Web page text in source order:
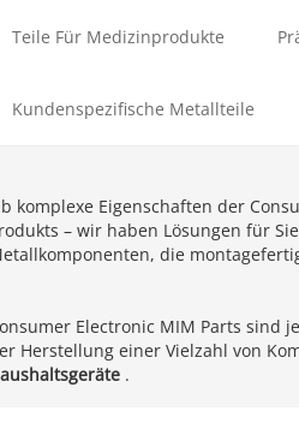
Teile Für Medizinprodukte
Kundenspezifische Metallteile
komplexe Eigenschaften der
– wir haben Lösungen für
die
Electronic MIM Parts
Herstellung einer Vielzahl von
.